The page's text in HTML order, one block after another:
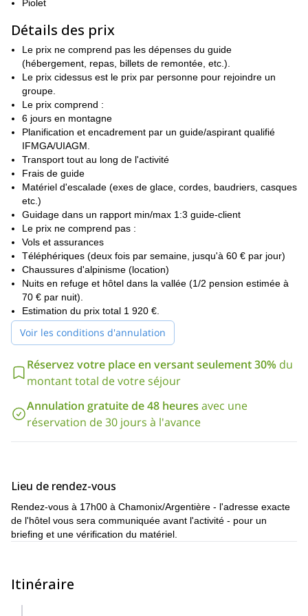
refuges situés en montagne, et nous avons même l'occasion de
nous arrêter au refuge Margherita, célèbre dans le monde entier,
le plus haut refuge de montagne des Alpes !
Le dernier jour est consacré à l'ascension d'un dernier sommet
de 4000 m, avant la descente finale et le retour à Chamonix,
fatigués et satisfaits d'une semaine bien remplie !
L'ascension de 7 sommets sur le Mont Rose est la façon la
plus excitante de passer une semaine - réservez dès
maintenant pour ressentir l'excitation !
Pour ceux qui veulent progresser plus rapidement, je propose
également un stage intensif d'alpinisme d'une semaine à
Chamonix, ici
Pour ceux qui souhaitent disposer d'encore plus de temps, je
propose un "semestre alpin", un cours d'alpinisme de 12 jours
dans les Alpes autrichiennes,
Piolet
Détails des prix
Le prix ne comprend pas les dépenses du guide
(hébergement, repas, billets de remontée, etc.).
Le prix cidessus est le prix par personne pour rejoindre un
groupe.
Le prix comprend :
6 jours en montagne
Planification et encadrement par un guide/aspirant qualifié
IFMGA/UIAGM.
Transport tout au long de l'activité
Frais de guide
Matériel d'escalade (exes de glace, cordes, baudriers, casques
etc.)
Guidage dans un rapport min/max 1:3 guide-client
Le prix ne comprend pas :
Vols et assurances
Téléphériques (deux fois par semaine, jusqu'à 60 € par jour)
Chaussures d'alpinisme (location)
Nuits en refuge et hôtel dans la vallée (1/2 pension estimée à
70 € par nuit).
Estimation du prix total 1 920 €.
Voir les conditions d'annulation
Réservez votre place en versant seulement 30% du
montant total de votre séjour
Annulation gratuite de 48 heures avec une
réservation de 30 jours à l'avance
Lieu de rendez-vous
Rendez-vous à 17h00 à Chamonix/Argentière - l'adresse exacte
de l'hôtel vous sera communiquée avant l'activité - pour un
briefing et une vérification du matériel.
Itinéraire